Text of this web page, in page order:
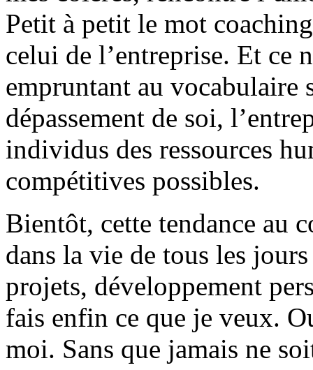
Petit à petit le mot
celui de l’entreprise. Et ce
empruntant au
dépassement de soi,
individus des ressources
compétitives possibles.
Bientôt, cette tendance au
dans la vie de tous les
projets, développement
fais enfin ce que je veux.
moi. Sans que jamais ne